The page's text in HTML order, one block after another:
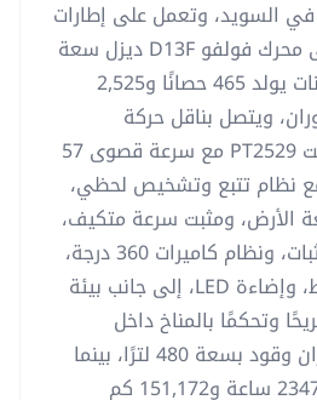
السويد، وتعمل على إطارات
29.5R25، وتعتمد على محرك فولفو D13F ديزل سعة
12.8 لتر من 6 أسطوانات يولد 465 حصانًا و2,525
ويتصل بناقل حركة
أوتوماتيكي باور شيفت PT2529 مع سرعة قصوى 57
نظام تتبع وتشخيص لحظي،
الأرض، ومثبت سرعة متكيف،
ونظام تحكم نشط بالثبات، ونظام كاميرات 360 درجة،
ومرايا كهربائية الضبط، وإضاءة LED، إلى جانب بيئة
وتحكمًا بالمناخ داخل
الكابينة. وتأتي مع خزان وقود بسعة 480 لترًا، بينما
تظهر قراءة العداد 23475 ساعة و151,172 كم